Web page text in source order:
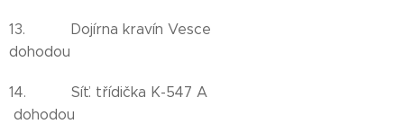
13. Dojírna kravín Vesce
dohodou
14. Síť. třídička K-547 A
dohodou